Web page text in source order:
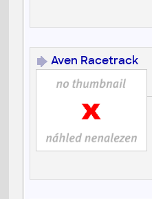
Aven Racetrack